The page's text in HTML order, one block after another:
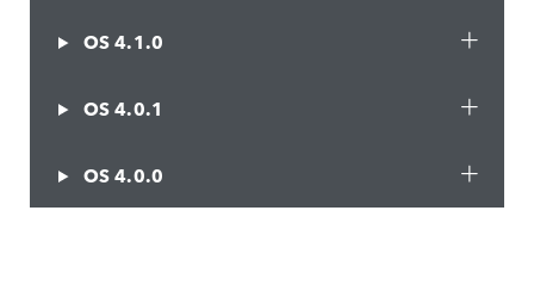
OS 4.1.0
OS 4.0.1
OS 4.0.0